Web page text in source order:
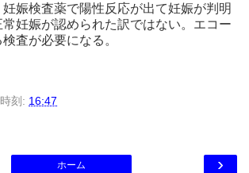
娠検査薬で陽性反応が出て妊娠が判明
常妊娠が認められた訳ではない。エコー
査が必要になる。
時刻: 16:47
›
ホーム